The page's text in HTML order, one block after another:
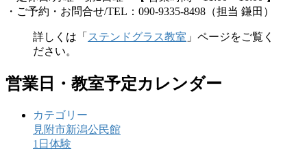
・ご予約・お問合せ/TEL：090-9335-8498（担当 鎌田）
詳しくは「 ステンドグラス教室 」ページをご覧く
ださい。
営業日・教室予定カレンダー
カテゴリー
見附市新潟公民館
1日体験